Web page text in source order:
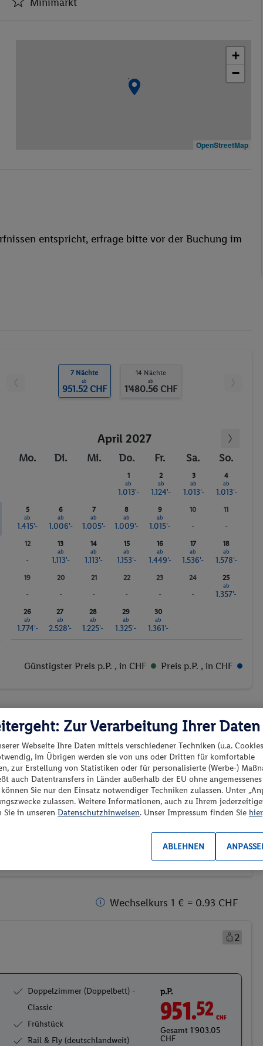
+
−
OpenStreetMap
entspricht, erfrage bitte vor der Buchung im
7 Nächte
ab
951.52 CHF
14 Nächte
ab
1'480.56 CHF
April 2027
Mo. Di. Mi. Do. Fr. Sa. So.
1
ab
1.013'-
2
ab
1.124'-
3
ab
1.013'-
4
ab
1.013'-
5
ab
1.415'-
6
ab
1.006'-
7
ab
1.005'-
8
ab
1.009'-
9
ab
1.015'-
10
-
11
-
12
-
13
ab
1.113'-
14
ab
1.113'-
15
ab
1.153'-
16
ab
1.449'-
17
ab
1.536'-
18
ab
1.578'-
19
-
20
-
21
-
22
-
23
-
24
-
25
ab
1.357'-
26
ab
1.774'-
27
ab
2.528'-
28
ab
1.225'-
29
ab
1.325'-
30
ab
1.361'-
Günstigster Preis p.P. , in CHF Preis p.P. , in CHF
los?
Weitere Filter
(0/1)
Preis aufsteigend
Wechselkurs 1 € = 0.93 CHF
2
Doppelzimmer (Doppelbett) -
Classic
Frühstück
Rail & Fly (deutschlandweit)
p.P.
951.52CHF
Gesamt 1'903.05
CHF
Zur Verarbeitung Ihrer Daten
Webseite Ihre Daten mittels verschiedener Techniken (u.a.
im Übrigen werden sie von uns oder Dritten für komfortable
zur Erstellung von Statistiken oder für personalisierte (Werbe-)
auch Datentransfers in Länder außerhalb der EU ohne
Sie nur den Einsatz notwendiger Techniken zulassen. Unter
zulassen. Weitere Informationen, auch zu Ihrem
in unseren Datenschutzhinweisen. Unser Impressum finden Sie hier
ABLEHNEN